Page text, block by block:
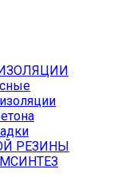
РЕЗИНЫ